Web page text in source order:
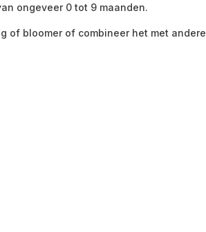
ongeveer 0 tot 9 maanden.
of bloomer of combineer het met andere